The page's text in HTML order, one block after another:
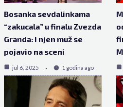
Bosanka sevdalinkama
“zakucala” u finalu Zvezda
Granda: I njen muž se
pojavio na sceni
jul 6, 2025 1 godina ago